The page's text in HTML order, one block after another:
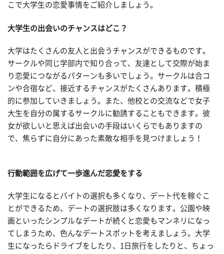
こで大学生の恋愛事情をご紹介しましょう。
大学生の出会いのチャンスはどこ？
大学はたくさんの友人と出会うチャンスができるものです。
サークルや同じ学部内で知り合って、友達として交際が始ま
り恋愛につながるパターンも多いでしょう。サークルは合コ
ンや合宿など、接近するチャンスがたくさんあります。積極
的に参加していきましょう。また、他校との交流などで女子
大生を自分の属するサークルに勧誘することもできます。彼
女が欲しいと思えば出会いの手段はいくらでもありますの
で、焦らずに自分にあった素敵な相手を見つけましょう！
行動範囲を広げて一歩進んだ恋愛をする
大学生になるとバイトの選択も多くなり、デート代を稼ぐこ
とができるため、デートの選択肢は多くなります。公園や映
画といったシンプルなデートが続くと恋愛もマンネリになっ
てしまうため、色んなデートスポットを考えましょう。大学
生になったらドライブをしたり、1日旅行をしたりと、ちょっ